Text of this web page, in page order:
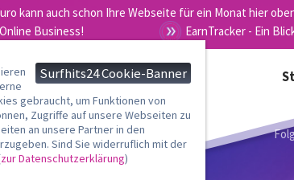
Surfhits24 Cookie-Banner
gebraucht, um Funktionen von
Zugriffe auf unsere Webseiten zu
an unsere Partner in den
Sind Sie widerruflich mit der
zur Datenschutzerklärung)
kann auch schon Ihre Webseite für ein Monat hier
Business!
EarnTracker - Ein